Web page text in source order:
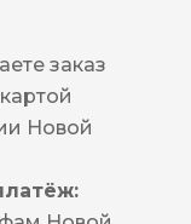
заказ
Новой